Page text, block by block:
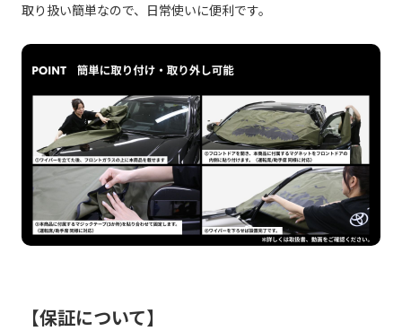
取り扱い簡単なので、日常使いに便利です。
【保証について】